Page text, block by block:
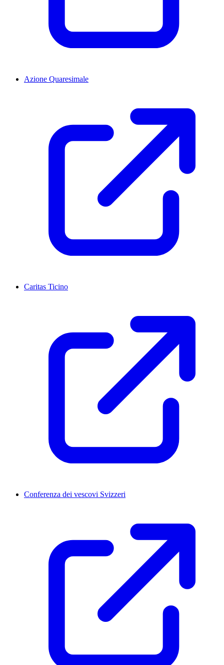
Azione Quaresimale
Caritas Ticino
Conferenza dei vescovi Svizzeri